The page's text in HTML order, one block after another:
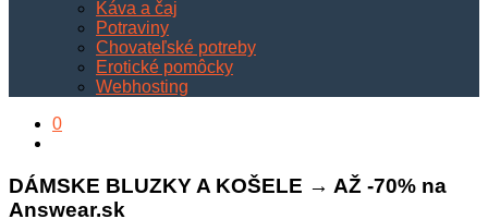
Káva a čaj
Potraviny
Chovateľské potreby
Erotické pomôcky
Webhosting
0
DÁMSKE BLUZKY A KOŠELE → AŽ -70% na
Answear.sk